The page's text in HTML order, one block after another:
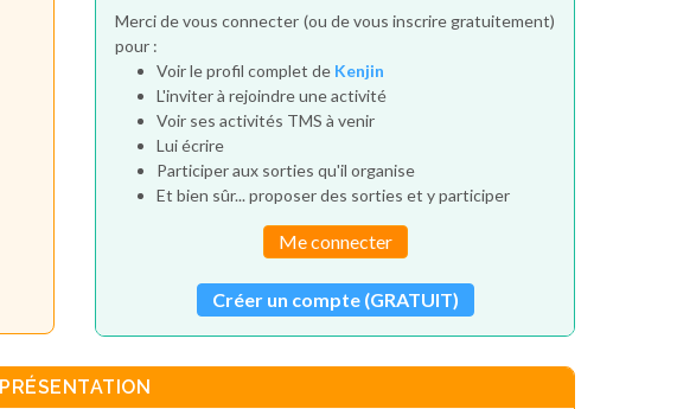
Merci de vous connecter (ou de vous inscrire gratuitement)
pour :
Voir le profil complet de Kenjin
L'inviter à rejoindre une activité
Voir ses activités TMS à venir
Lui écrire
Participer aux sorties qu'il organise
Et bien sûr... proposer des sorties et y participer
Me connecter
Créer un compte (GRATUIT)
PRÉSENTATION